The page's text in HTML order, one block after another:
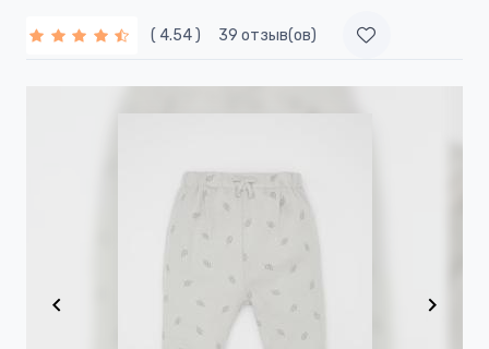
( 4.54 ) 39 отзыв(ов)